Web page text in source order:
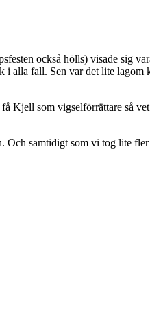
också hölls) visade sig
i alla fall. Sen var det lite
Kjell som vigselförrättare så
samtidigt som vi tog lite